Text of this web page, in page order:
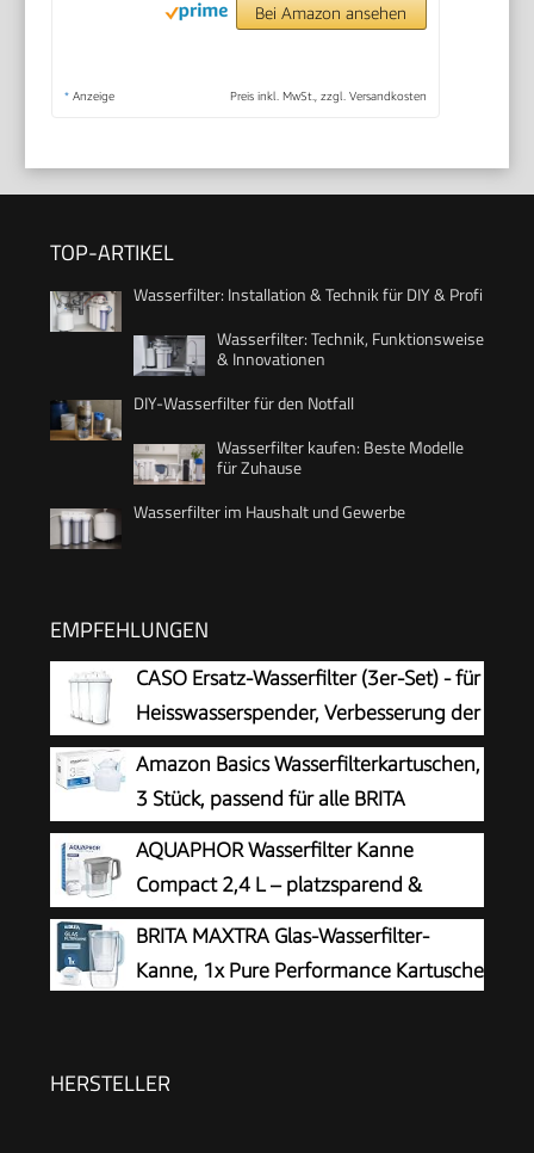
Bei Amazon ansehen
* Anzeige Preis inkl. MwSt., zzgl. Versandkosten
TOP-ARTIKEL
Wasserfilter: Installation & Technik für DIY & Profi
Wasserfilter: Technik, Funktionsweise
& Innovationen
DIY-Wasserfilter für den Notfall
Wasserfilter kaufen: Beste Modelle
für Zuhause
Wasserfilter im Haushalt und Gewerbe
EMPFEHLUNGEN
CASO Ersatz-Wasserfilter (3er-Set) - für
Heisswasserspender, Verbesserung der
Wasserqualität, Reduzierung von Kalk,
Chlor und Schadstoffen, 5-schichtiges
Filtrationsprinzip
Amazon Basics Wasserfilterkartuschen,
3 Stück, passend für alle BRITA
Systeme inkl. PerfectFit Systeme
AQUAPHOR Wasserfilter Kanne
Compact 2,4 L – platzsparend &
kompakt, Grau
BRITA MAXTRA Glas-Wasserfilter-
Kanne, 1x Pure Performance Kartusche
HERSTELLER